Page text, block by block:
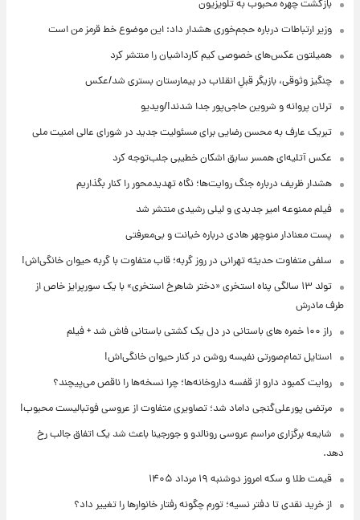
بازگشت چهره محبوب به تلویزیون
وزیر ارتباطات درباره حجم‌خوری هشدار داد: این موضوع خط قرمز من است
همیلتون عکس‌های خصوصی کیم‌ کارداشیان را منتشر کرد
چنگیز وثوقی، بازیگر قبلِ انقلاب در بیمارستان بستری شد/عکس
ترلان پروانه و شروین حاجی‌پور جدا شدند!/ویدیو
تبریک عارف به محسن رضایی برای مسئولیت جدید در شورای عالی امنیت ملی
عکس‌ آتلیه‌ای همسر سابق اشکان خطیبی جلب‌توجه کرد
هشدار ظریف درباره جنگ روایت‌ها؛ نگاه تهدیدمحور را کنار بگذاریم
فیلم ممنوعه امیر جدیدی و لیلی رشیدی منتشر شد
پست معنادار منوچهر هادی درباره خیانت و بی‌معرفتی
سلفی متفاوت حدیثه تهرانی در روز گربه؛ قاب متفاوت با گربه حیوان خانگی‌اش!
تولد ۱۳ سالگی پناه استخری «دختر شاهرخ استخری» با یک سورپرایز خاص از
طرف مادرش
راز ۱۰۰ خمره های باستانی در دل یک کشتی باستانی فاش شد + فیلم
استایل تمام‌صورتی نفیسه روشن در کنار حیوان خانگی‌اش!
روایت کمبود دارو از قفسه داروخانه‌ها؛ چرا نسخه‌ها را ناقص می‌پیچند؟
مرتضی پورعلی‌گنجی داماد شد؛ تصاویری متفاوت از عروسی فوتبالیست محبوب!
شایعه برگزاری مراسم عروسی رونالدو و جورجینا باعث شد یک اتفاق جالب رخ
دهد.
قیمت طلا و سکه امروز دوشنبه ۱۹ مرداد ۱۴۰۵
از خرید نقدی تا دفتر نسیه؛ تورم چگونه رفتار خانوارها را تغییر داد؟